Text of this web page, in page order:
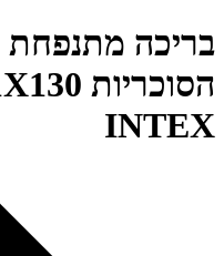
בריכה מתנפחת
INTEX